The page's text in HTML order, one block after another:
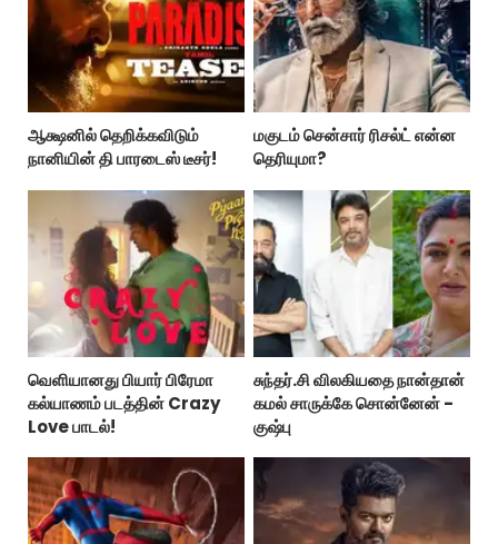
ஆக்ஷனில் தெறிக்கவிடும்
நானியின் தி பாரடைஸ் டீசர்!
மகுடம் சென்சார் ரிசல்ட் என்ன
தெரியுமா?
வெளியானது பியார் பிரேமா
கல்யாணம் படத்தின் Crazy
Love பாடல்!
சுந்தர்.சி விலகியதை நான்தான்
கமல் சாருக்கே சொன்னேன் -
குஷ்பு